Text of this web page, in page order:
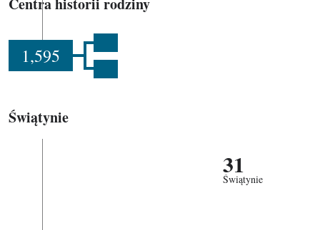
1,595
Świątynie
31
Świątynie